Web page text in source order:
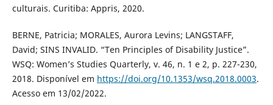
culturais. Curitiba: Appris, 2020.
BERNE, Patricia; MORALES, Aurora Levins; LANGSTAFF,
David; SINS INVALID. “Ten Principles of Disability Justice”.
WSQ: Women’s Studies Quarterly, v. 46, n. 1 e 2, p. 227-230,
2018. Disponível em https://doi.org/10.1353/wsq.2018.0003.
Acesso em 13/02/2022.